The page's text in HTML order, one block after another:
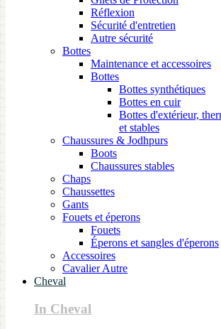
Réflexion
Sécurité d'entretien
Autre sécurité
Bottes
Maintenance et accessoires
Bottes
Bottes synthétiques
Bottes en cuir
Bottes d'extérieur,
et stables
Chaussures & Jodhpurs
Boots
Chaussures stables
Chaps
Chaussettes
Gants
Fouets et éperons
Fouets
Éperons et sangles d'éperons
Accessoires
Cavalier Autre
Cheval
In Cheval